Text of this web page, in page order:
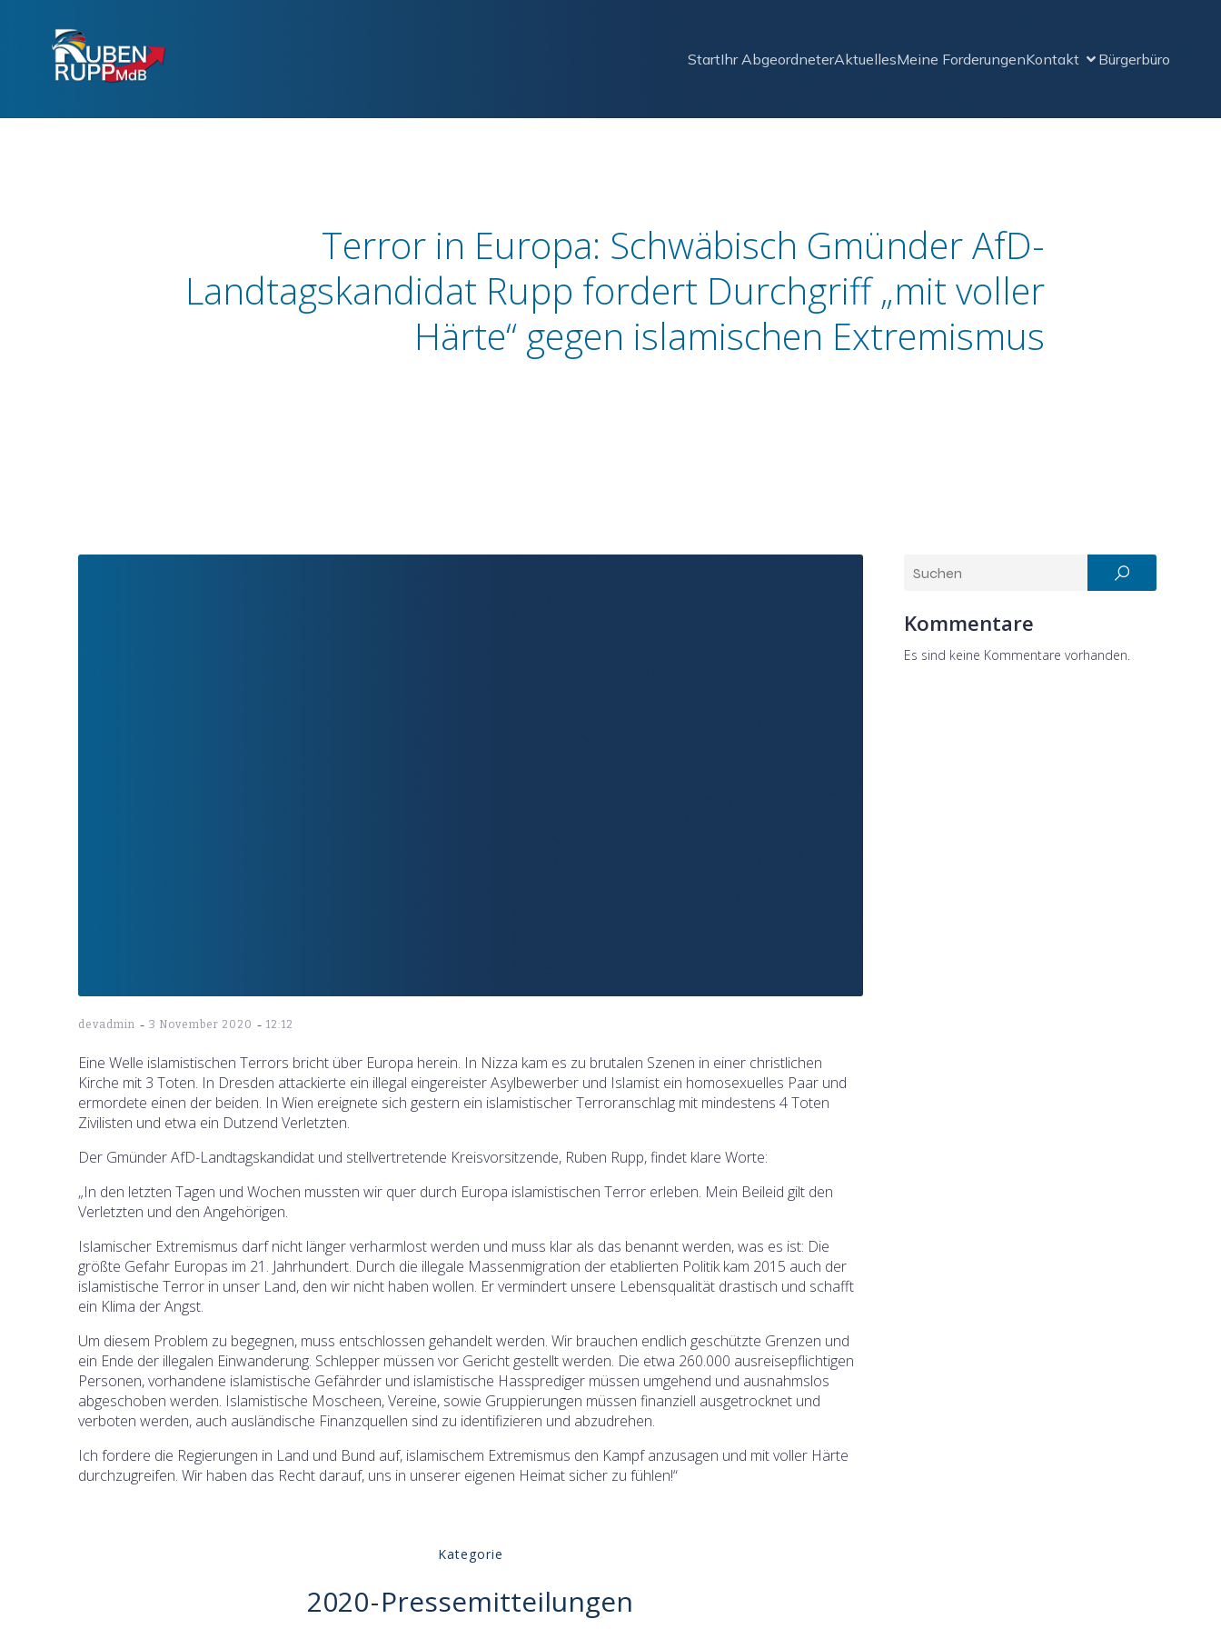
StartIhr AbgeordneterAktuellesMeine ForderungenKontakt Bürgerbüro
Terror in Europa: Schwäbisch Gmünder AfD-
Landtagskandidat Rupp fordert Durchgriff „mit voller
Härte“ gegen islamischen Extremismus
devadmin - 3 November 2020 - 12:12
Eine Welle islamistischen Terrors bricht über Europa herein. In Nizza kam es zu brutalen Szenen in einer christlichen
Kirche mit 3 Toten. In Dresden attackierte ein illegal eingereister Asylbewerber und Islamist ein homosexuelles Paar und
ermordete einen der beiden. In Wien ereignete sich gestern ein islamistischer Terroranschlag mit mindestens 4 Toten
Zivilisten und etwa ein Dutzend Verletzten.
Der Gmünder AfD-Landtagskandidat und stellvertretende Kreisvorsitzende, Ruben Rupp, findet klare Worte:
„In den letzten Tagen und Wochen mussten wir quer durch Europa islamistischen Terror erleben. Mein Beileid gilt den
Verletzten und den Angehörigen.
Islamischer Extremismus darf nicht länger verharmlost werden und muss klar als das benannt werden, was es ist: Die
größte Gefahr Europas im 21. Jahrhundert. Durch die illegale Massenmigration der etablierten Politik kam 2015 auch der
islamistische Terror in unser Land, den wir nicht haben wollen. Er vermindert unsere Lebensqualität drastisch und schafft
ein Klima der Angst.
Um diesem Problem zu begegnen, muss entschlossen gehandelt werden. Wir brauchen endlich geschützte Grenzen und
ein Ende der illegalen Einwanderung. Schlepper müssen vor Gericht gestellt werden. Die etwa 260.000 ausreisepflichtigen
Personen, vorhandene islamistische Gefährder und islamistische Hassprediger müssen umgehend und ausnahmslos
abgeschoben werden. Islamistische Moscheen, Vereine, sowie Gruppierungen müssen finanziell ausgetrocknet und
verboten werden, auch ausländische Finanzquellen sind zu identifizieren und abzudrehen.
Ich fordere die Regierungen in Land und Bund auf, islamischem Extremismus den Kampf anzusagen und mit voller Härte
durchzugreifen. Wir haben das Recht darauf, uns in unserer eigenen Heimat sicher zu fühlen!“
Kategorie
2020-Pressemitteilungen
Kommentare
Es sind keine Kommentare vorhanden.